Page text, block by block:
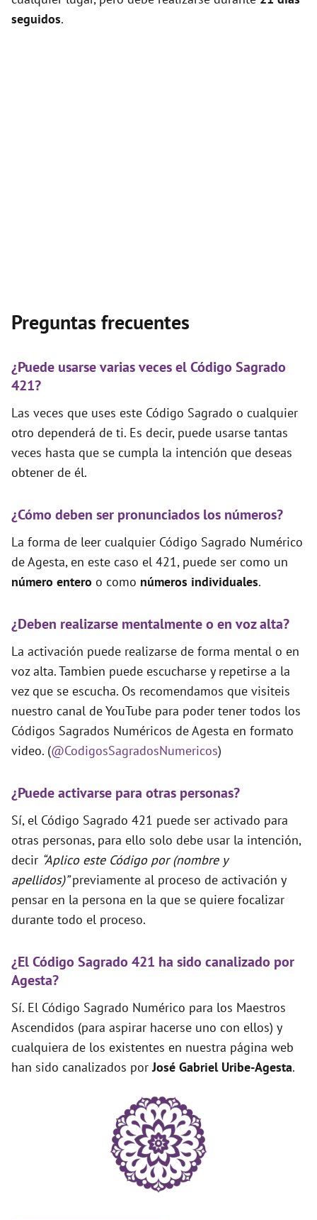
seguidos.
Preguntas frecuentes
¿Puede usarse varias veces el Código Sagrado
421?
Las veces que uses este Código Sagrado o cualquier
otro dependerá de ti. Es decir, puede usarse tantas
veces hasta que se cumpla la intención que deseas
obtener de él.
¿Cómo deben ser pronunciados los números?
La forma de leer cualquier Código Sagrado Numérico
de Agesta, en este caso el 421, puede ser como un
número entero o como números individuales.
¿Deben realizarse mentalmente o en voz alta?
La activación puede realizarse de forma mental o en
voz alta. Tambien puede escucharse y repetirse a la
vez que se escucha. Os recomendamos que visiteis
nuestro canal de YouTube para poder tener todos los
Códigos Sagrados Numéricos de Agesta en formato
video. (@CodigosSagradosNumericos)
¿Puede activarse para otras personas?
Sí, el Código Sagrado 421 puede ser activado para
otras personas, para ello solo debe usar la intención,
decir “Aplico este Código por (nombre y
apellidos)”previamente al proceso de activación y
pensar en la persona en la que se quiere focalizar
durante todo el proceso.
¿El Código Sagrado 421 ha sido canalizado por
Agesta?
Sí. El Código Sagrado Numérico para los Maestros
Ascendidos (para aspirar hacerse uno con ellos) y
cualquiera de los existentes en nuestra página web
han sido canalizados porJosé Gabriel Uribe-Agesta.